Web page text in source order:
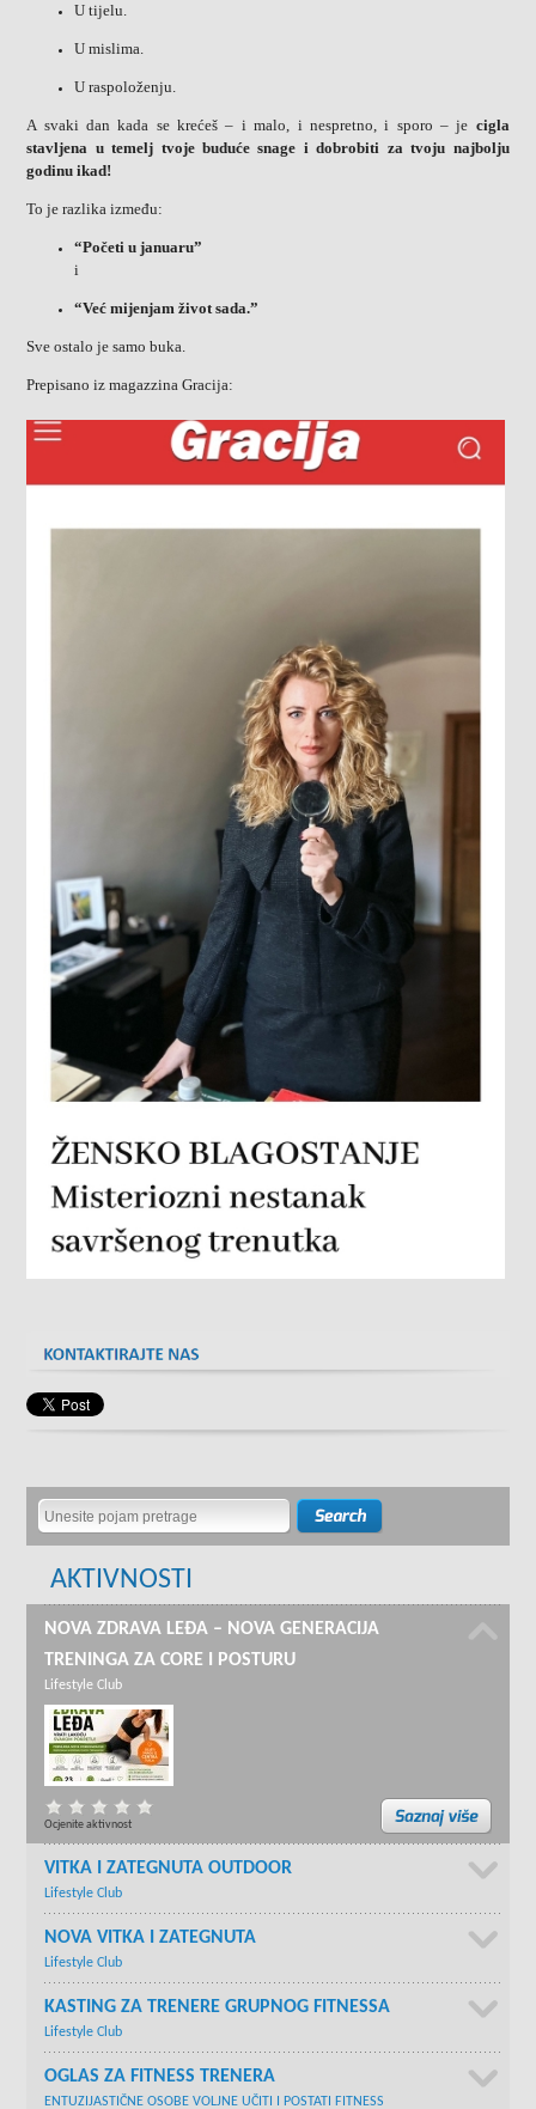
U tijelu.
U mislima.
U raspoloženju.
A svaki dan kada se krećeš – i malo, i nespretno, i sporo – je cigla
stavljena u temelj tvoje buduće snage i dobrobiti za tvoju najbolju
godinu ikad!
To je razlika između:
“Početi u januaru”
i
“Već mijenjam život sada.”
Sve ostalo je samo buka.
Prepisano iz magazzina Gracija:
AKTIVNOSTI
NOVA ZDRAVA LEĐA – NOVA GENERACIJA
TRENINGA ZA CORE I POSTURU
Lifestyle Club
Ocjenite aktivnost
VITKA I ZATEGNUTA OUTDOOR
Lifestyle Club
NOVA VITKA I ZATEGNUTA
Lifestyle Club
KASTING ZA TRENERE GRUPNOG FITNESSA
Lifestyle Club
OGLAS ZA FITNESS TRENERA
ENTUZIJASTIČNE OSOBE VOLJNE UČITI I POSTATI FITNESS